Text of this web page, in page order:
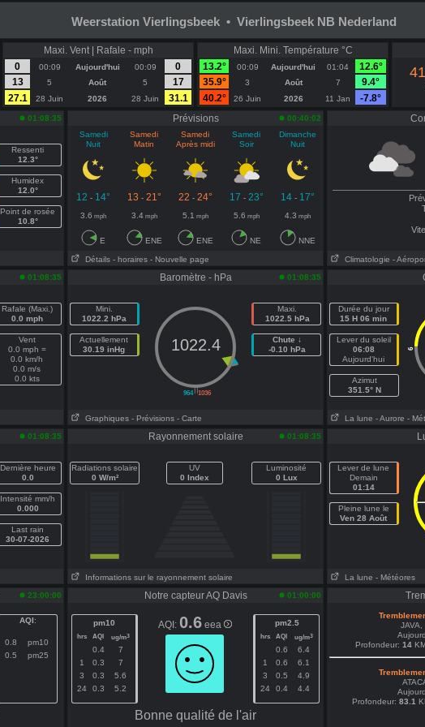
Weerstation Vierlingsbeek • Vierlingsbeek NB Nederland
Maxi. Vent | Rafale - mph
0
00:09 Aujourd'hui 00:09
0
13
5 Août 5
17
27.1
28 Juin 2026 28 Juin 31.1
Maxi. Mini. Température °C
13.2°
00:09 Aujourd'hui 01:04
12.6°
35.9°
3 Août 7
9.4°
40.2°
26 Juin 2026 11 Jan -7.8°
01:08:35
Ressenti
12.3°
Humidex
12.0°
Point de rosée
10.8°
Prévisions
00:40:02
Samedi
Nuit
Samedi
Matin
Samedi
Après midi
Samedi
Soir
Dimanche
Nuit
12 - 14° 13 - 21° 22 - 24° 17 - 23° 14- 17°
3.6 mph 3.4mph 5.1 mph 5.6 mph 4.3 mph
E ENE ENE NE NNE
Détails - horaires - Nouvelle page Climatologie -
01:08:35
Rafale (Maxi.)
0.0 mph
Vent
0.0 mph =
0.0 km/h
0.0 m/s
0.0 kts
Baromètre - hPa 01:08:35
Mini.
1022.2 hPa
Actuellement
30.19 inHg
||
964 1036
1022.4
Maxi.
1022.5 hPa
Chute ↓
-0.10 hPa
Graphiques - Prévisions - Carte
Durée du jour
15 H 06 min
Lever du soleil
06:08
Aujourd'hui
Azimut
351.5° N
6
La lune - Aurore -
01:08:35
Dernière heure
0.0
Intensité mm/h
0.000
Last rain
30-07-2026
Rayonnement solaire 01:08:35
Radiations solaire
0 W/m²
UV
0 Index
Luminosité
0 Lux
Informations sur le rayonnement solaire
Lever de lune
Demain
01:14
Pleine lune le
Ven 28 Août
La lune - Météores
23:00:00
AQI:
0.8
pm10
0.5
pm25
Notre capteur AQ Davis 01:00:00
pm10
hrs AQI ug/m3
0.4
7
1
0.3
7
3
0.3
5.6
24
0.3 5.2
AQI: 0.6 eea pm2.5
hrs AQI ug/m3
0.6
6.4
1
0.6
6.1
3
0.5
4.9
24
0.4 4.4
Bonne qualité de l'air
JAVA,
Profondeur: 14
Profondeur: 83.1